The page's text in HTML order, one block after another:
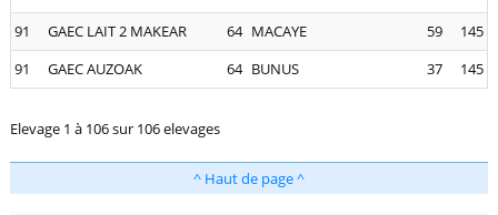
91
GAEC LAIT 2 MAKEAR 64 MACAYE 59
145
91
GAEC AUZOAK 64 BUNUS 37 145
Elevage 1 à 106 sur 106 elevages
^ Haut de page ^